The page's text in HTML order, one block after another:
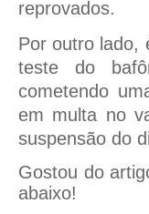
reprovados.
Por outro lado,
teste do
cometendo
em multa no
suspensão do
Gostou do
abaixo!